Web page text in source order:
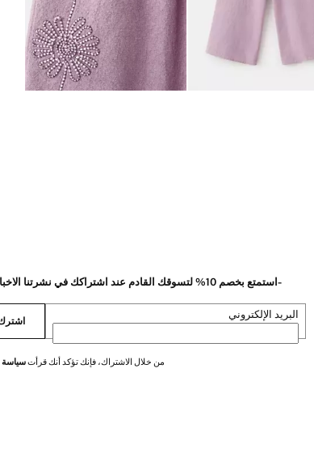
-استمتع بخصم 10% لتسوقك القادم عند اشتراكك في نشرتنا الاخبارية
البريد الإلكتروني
من خلال الاشتراك، فإنك تؤكد أنك قرأتسياسة